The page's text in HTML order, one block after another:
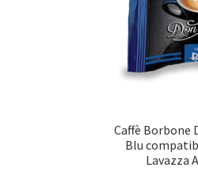
Caffè Borbone
Blu
Lavazza